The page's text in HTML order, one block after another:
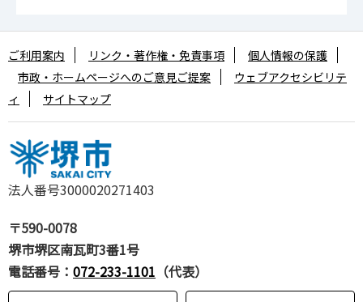
法人番号3000020271403
〒590-0078
堺市堺区南瓦町3番1号
電話番号： 072-233-1101 （代表）
ご利用案内 リンク・著作権・免責事項
個人情報の保護
市政・ホームページへのご意見ご提案
ウェブアクセシビリテ
ィ
サイトマップ